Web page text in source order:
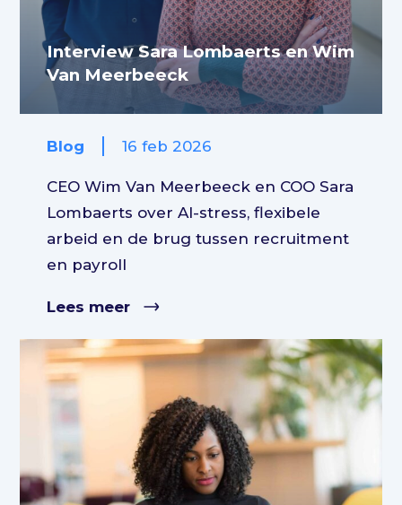
Interview Sara Lombaerts en Wim
Van Meerbeeck
Blog 16 feb 2026
CEO Wim Van Meerbeeck en COO Sara
Lombaerts over AI-stress, flexibele
arbeid en de brug tussen recruitment
en payroll
Lees meer